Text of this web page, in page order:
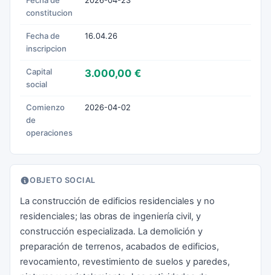
constitucion
Fecha de
inscripcion
16.04.26
Capital
social
3.000,00 €
Comienzo
de
operaciones
2026-04-02
OBJETO SOCIAL
La construcción de edificios residenciales y no
residenciales; las obras de ingeniería civil, y
construcción especializada. La demolición y
preparación de terrenos, acabados de edificios,
revocamiento, revestimiento de suelos y paredes,